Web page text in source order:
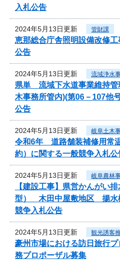
入札公告
2024年5月13日更新 管財課
恵那総合庁舎照明設備改修
公告
2024年5月13日更新 流域浄水
県単 流域下水道事業維持管
木事務所管内)(第06－107他
公告
2024年5月13日更新 岐阜土木
令和6年 道路舗装補修用常
約）に関する一般競争入札公
2024年5月13日更新 岐阜農林
【建設工事】県営かんがい
型） 木田中屋敷地区 揚水
競争入札公告
2024年5月13日更新 観光誘客
豪州市場における訪日旅行
務プロポーザル募集